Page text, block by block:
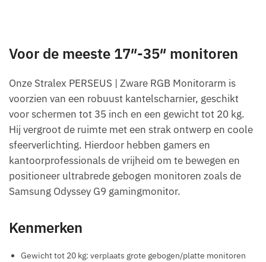
Voor de meeste 17″-35″ monitoren
Onze Stralex PERSEUS | Zware RGB Monitorarm is
voorzien van een robuust kantelscharnier, geschikt
voor schermen tot 35 inch en een gewicht tot 20 kg.
Hij vergroot de ruimte met een strak ontwerp en coole
sfeerverlichting. Hierdoor hebben gamers en
kantoorprofessionals de vrijheid om te bewegen en
positioneer ultrabrede gebogen monitoren zoals de
Samsung Odyssey G9 gamingmonitor.
Kenmerken
Gewicht tot 20 kg: verplaats grote gebogen/platte monitoren